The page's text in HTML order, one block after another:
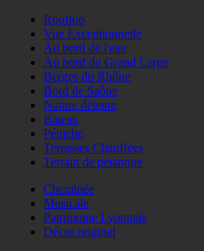
Rooftop
Vue Exceptionnelle
Au bord de l'eau
Au bord du Grand Large
Berges du Rhône
Bord de Saône
Nature détente
Bateau
Péniche
Terrasses Chauffées
Terrain de pétanque
Cheminée
Musicale
Patrimoine Lyonnais
Décor original